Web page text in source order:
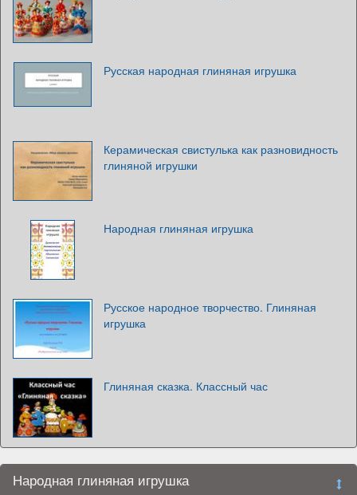
Русская народная глиняная игрушка
Керамическая свистулька как разновидность
глиняной игрушки
Народная глиняная игрушка
Русское народное творчество. Глиняная
игрушка
Глиняная сказка. Классный час
Народная глиняная игрушка